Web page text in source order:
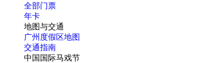
全部门票
年卡
地图与交通
广州度假区地图
交通指南
中国国际马戏节